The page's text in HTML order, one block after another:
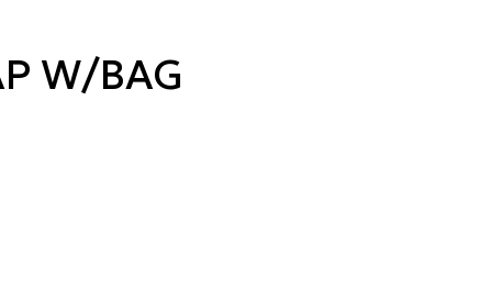
W/BAG